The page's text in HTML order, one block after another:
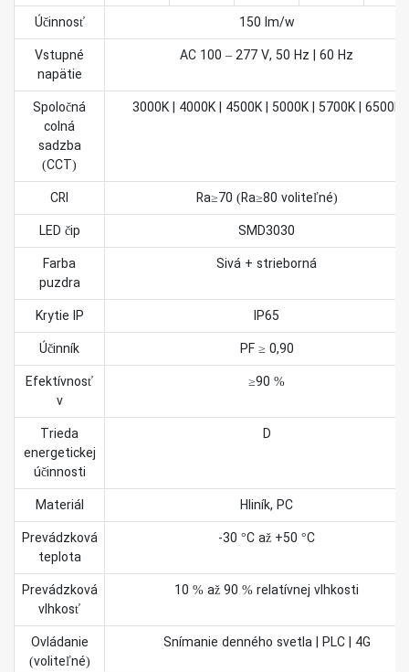
Účinnosť
150 lm/w
Vstupné
napätie
AC 100 – 277 V, 50 Hz | 60 Hz
Spoločná
colná
sadzba
(CCT)
3000K | 4000K | 4500K | 5000K | 5700K | 6500K
CRI
Ra≥70 (Ra≥80 voliteľné)
LED čip
SMD3030
Farba
puzdra
Sivá + strieborná
Krytie IP
IP65
Účinník
PF ≥ 0,90
Efektívnosť
v
≥90 %
Trieda
energetickej
účinnosti
D
Materiál
Hliník, PC
Prevádzková
teplota
-30 °C až +50 °C
Prevádzková
vlhkosť
10 % až 90 % relatívnej vlhkosti
Ovládanie
(voliteľné)
Snímanie denného svetla | PLC | 4G